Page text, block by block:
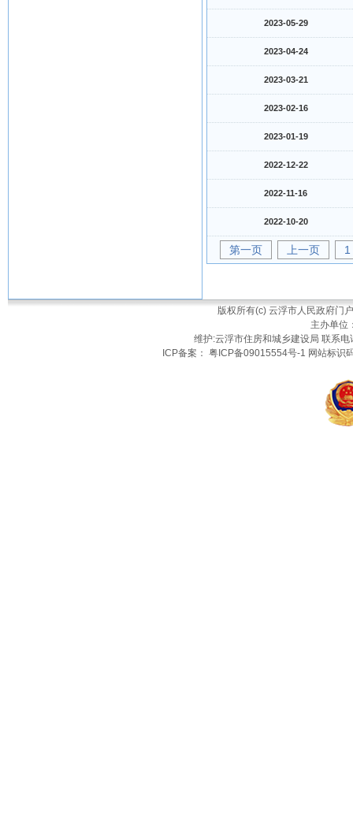
2023-05-29
2023-04-24
2023-03-21
2023-02-16
2023-01-19
2022-12-22
2022-11-16
2022-10-20
第一页 上一页 1
版权所有(c) 云浮市人民政府门
主办单
维护:云浮市住房和城乡建设局 联系
ICP备案： 粤ICP备09015554号-1 网站标